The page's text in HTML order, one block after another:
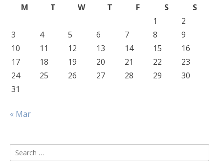
M
T W T F S
S
1
2
3
4 5 6 7 8
9
10
11 12 13 14 15
16
17
18 19 20 21 22
23
24
25 26 27 28 29
30
31
« Mar
Search
for: